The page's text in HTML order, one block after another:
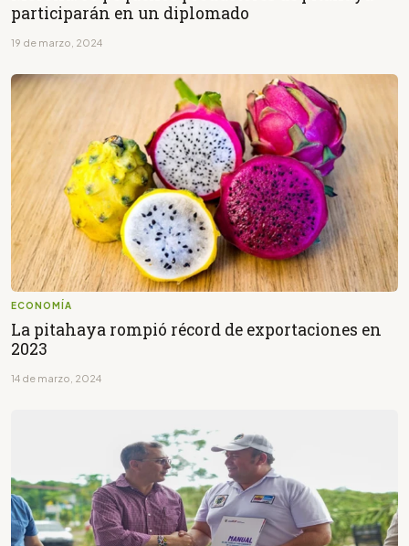
participarán en un diplomado
19 de marzo, 2024
ECONOMÍA
La pitahaya rompió récord de exportaciones en
2023
14 de marzo, 2024